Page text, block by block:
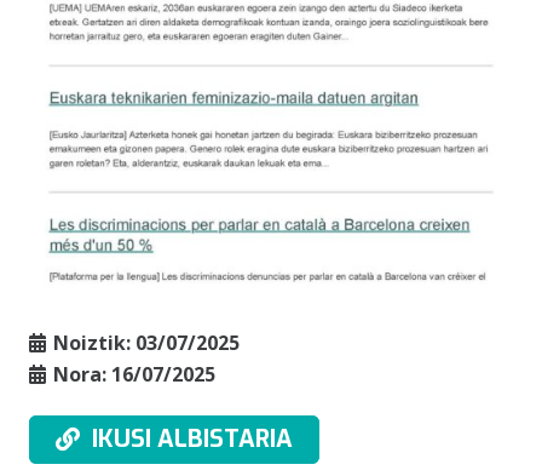
Noiztik: 03/07/2025
Nora: 16/07/2025
IKUSI ALBISTARIA